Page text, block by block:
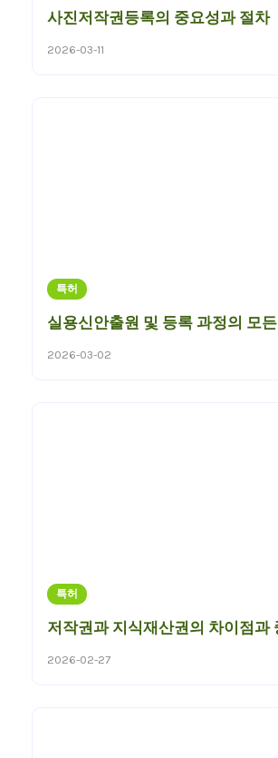
사진저작권등록의 중요성과 절차
2026-03-11
특허
실용신안출원 및 등록 과정의 모
2026-03-02
특허
저작권과 지식재산권의 차이점과
2026-02-27